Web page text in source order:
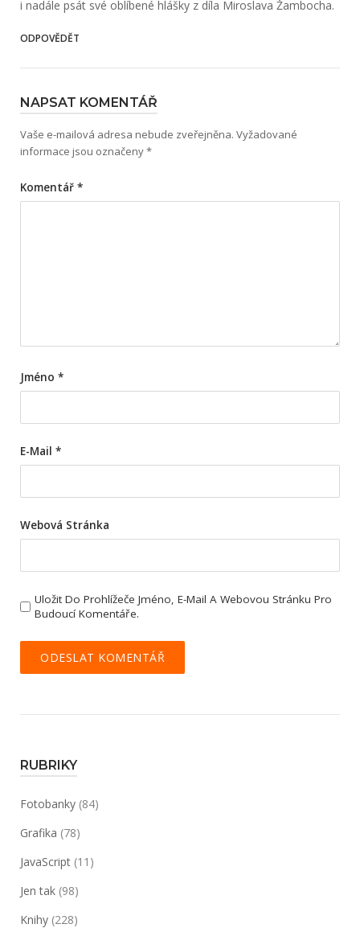
i nadále psát své oblíbené hlášky z díla Miroslava Žambocha.
ODPOVĚDĚT
NAPSAT KOMENTÁŘ
Vaše e-mailová adresa nebude zveřejněna. Vyžadované
informace jsou označeny*
Komentář *
Jméno *
E-Mail *
Webová Stránka
Uložit Do Prohlížeče Jméno, E-Mail A Webovou Stránku Pro
Budoucí Komentáře.
RUBRIKY
Fotobanky (84)
Grafika (78)
JavaScript (11)
Jen tak (98)
Knihy (228)